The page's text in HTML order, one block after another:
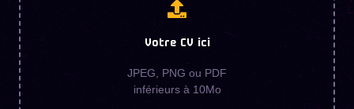
Votre CV ici
JPEG, PNG ou PDF
inférieurs à 10Mo